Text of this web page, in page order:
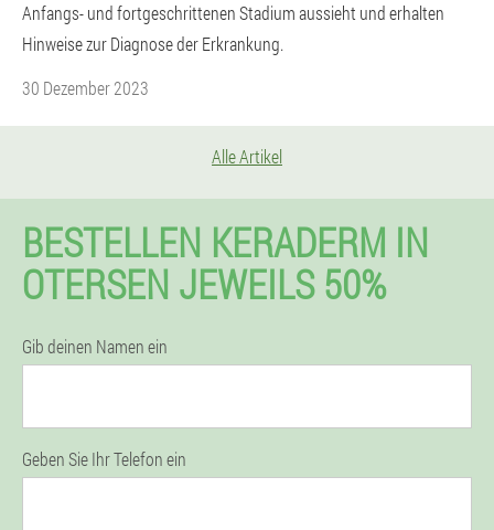
Anfangs- und fortgeschrittenen Stadium aussieht und erhalten
Hinweise zur Diagnose der Erkrankung.
30 Dezember 2023
Alle Artikel
BESTELLEN KERADERM IN
OTERSEN JEWEILS 50%
Gib deinen Namen ein
Geben Sie Ihr Telefon ein